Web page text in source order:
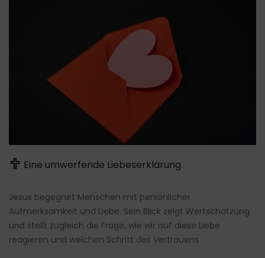
Eine umwerfende Liebeserklärung
Jesus begegnet Menschen mit persönlicher
Aufmerksamkeit und Liebe. Sein Blick zeigt Wertschätzung
und stellt zugleich die Frage, wie wir auf diese Liebe
reagieren und welchen Schritt des Vertrauens